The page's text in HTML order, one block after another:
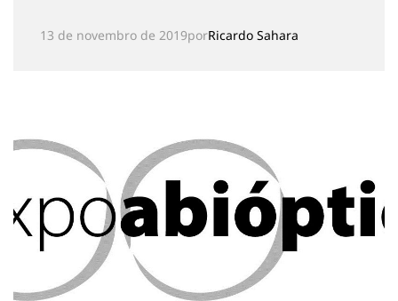
13 de novembro de 2019porRicardo Sahara